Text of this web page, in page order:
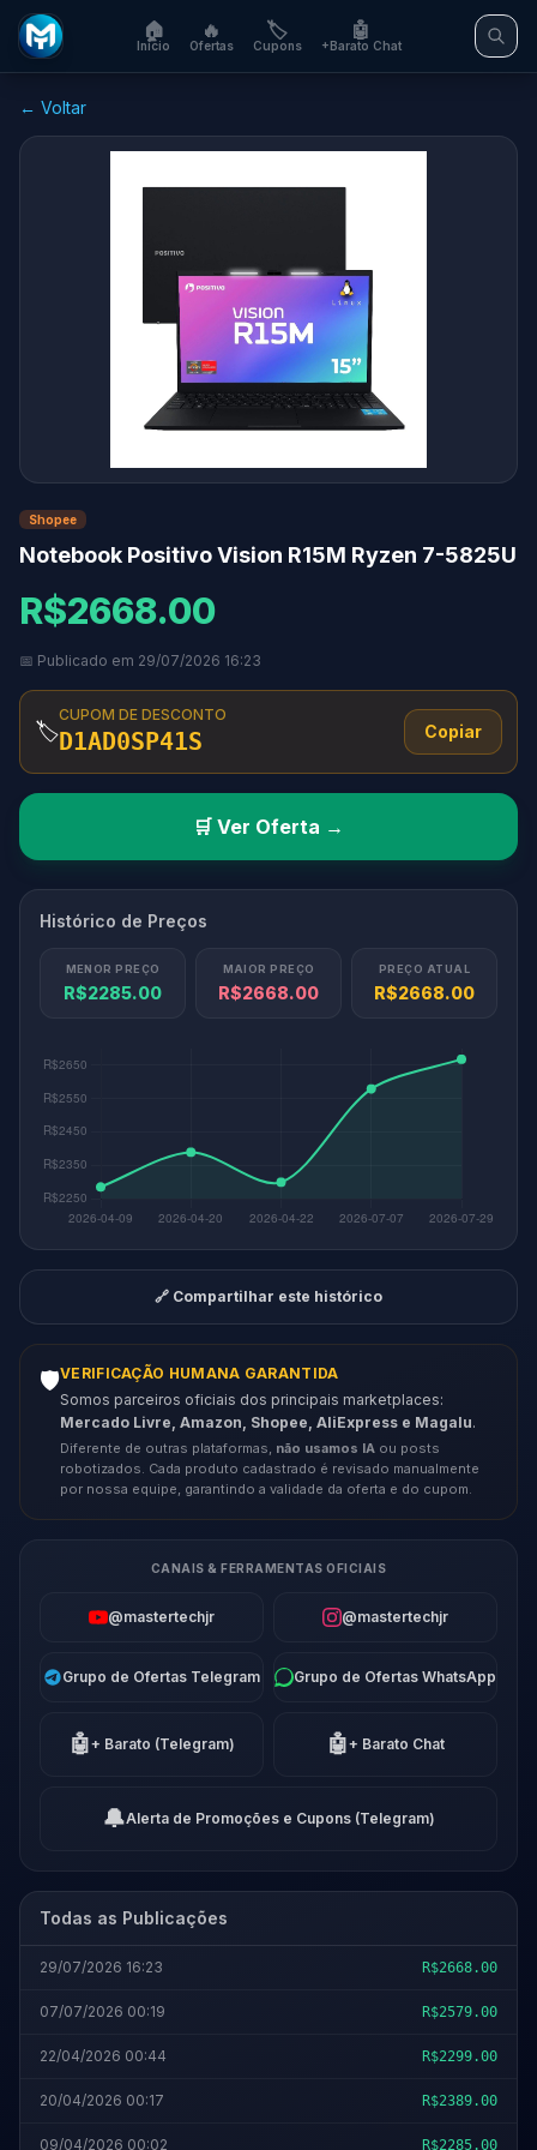
🏠
Início
🔥
Ofertas
🏷️
Cupons
🤖
+Barato Chat
← Voltar
Shopee
Notebook Positivo Vision R15M Ryzen 7-5825U
R$2668.00
📅 Publicado em 29/07/2026 16:23
🏷️
CUPOM DE DESCONTO
D1AD0SP41S Copiar
🛒 Ver Oferta →
Histórico de Preços
MENOR PREÇO
R$2285.00
MAIOR PREÇO
R$2668.00
PREÇO ATUAL
R$2668.00
🔗 Compartilhar este histórico
🛡️VERIFICAÇÃO HUMANA GARANTIDA
Somos parceiros oficiais dos principais marketplaces:
Mercado Livre, Amazon, Shopee, AliExpress e Magalu.
Diferente de outras plataformas, não usamos IA ou posts
robotizados. Cada produto cadastrado é revisado manualmente
por nossa equipe, garantindo a validade da oferta e do cupom.
CANAIS & FERRAMENTAS OFICIAIS
@mastertechjr @mastertechjr
Grupo de Ofertas Telegram Grupo de Ofertas WhatsApp
🤖+ Barato (Telegram) 🤖+ Barato Chat
🔔Alerta de Promoções e Cupons (Telegram)
Todas as Publicações
29/07/2026 16:23 R$2668.00
07/07/2026 00:19 R$2579.00
22/04/2026 00:44 R$2299.00
20/04/2026 00:17 R$2389.00
09/04/2026 00:02 R$2285.00